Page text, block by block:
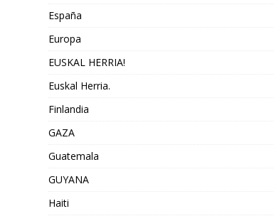
España
Europa
EUSKAL HERRIA!
Euskal Herria.
Finlandia
GAZA
Guatemala
GUYANA
Haiti